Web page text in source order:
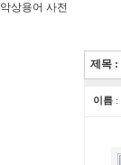
악상용어 사전
제목 :
이름 :